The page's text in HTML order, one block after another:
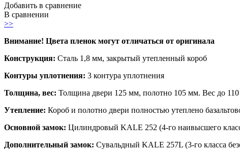
Добавить в сравнение
В сравнении
>>
Внимание! Цвета пленок могут отличаться от оригинала
Конструкция: Сталь 1,8 мм, закрытый утепленный короб
Контуры уплотнения: 3 контура уплотнения
Толщина, вес: Толщина двери 125 мм, полотно 105 мм. Вес до 110
Утепление: Короб и полотно двери полностью утеплено
Основной замок: Цилиндровый KALE 252 (4-го наивысшего
Дополнительный замок: Сувальдный KALE 257L (3-го класса